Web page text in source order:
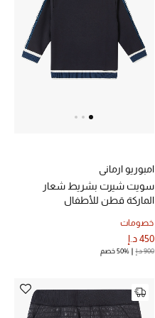
امبوريو ارماني
سويت شيرت بشريط شعار
الماركة قطن للأطفال
خصومات
450 د.إ
900 د.إ 50% خصم